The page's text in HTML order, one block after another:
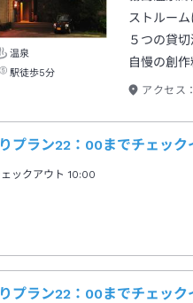
温泉
駅徒歩5分
ストルー
５つの貸
自慢の創作
アクセス：
プラン22：00までチェック
ックアウト 10:00
プラン22：00までチェック